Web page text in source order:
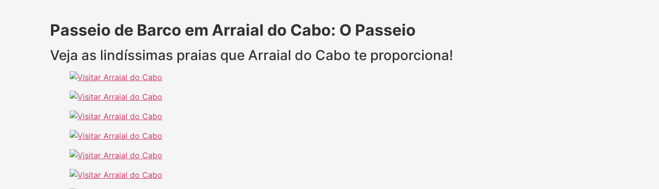
Passeio de Barco em Arraial do Cabo: O Passeio
Veja as lindíssimas praias que Arraial do Cabo te proporciona!